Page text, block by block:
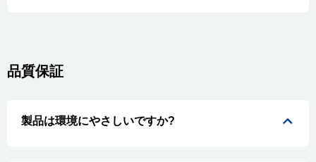
品質保証
製品は環境にやさしいですか?